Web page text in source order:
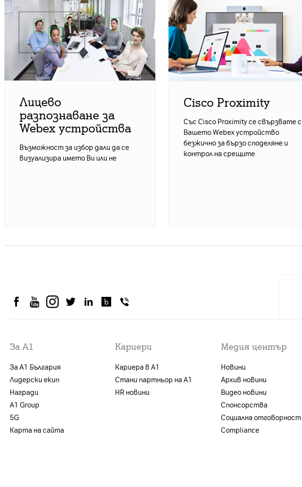
Лицево
разпознаване за
Webex устройства
Възможност за избор дали да се
визуализира името Ви или не
Cisco Proximity
Със Cisco Proximity се свързвате с
Вашето Webex устройство
безжично за бързо споделяне и
контрол на срещите
За А1
За А1 България
Лидерски екип
Награди
А1 Group
5G
Карта на сайта
Кариери
Кариера в А1
Стани партньор на А1
HR новини
Медия център
Новини
Архив новини
Видео новини
Спонсорства
Социална отговорност
Compliance